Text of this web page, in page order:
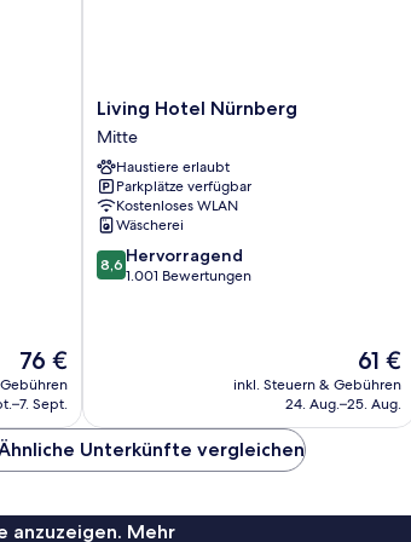
Der
Preis
beträgt
76 €
Sept.
Living
Hotel
Nürnberg
Mitte
Living Hotel Nürnberg
Mitte
Haustiere erlaubt
Parkplätze verfügbar
Kostenloses WLAN
Wäscherei
8.6
von
8,6 Hervorragend
1.001 Bewertungen
Der
Preis
beträgt
61 €
inkl. Steuern & Gebühren
24. Aug.–25. Aug.
Unterkünfte vergleichen
anzuzeigen. Mehr